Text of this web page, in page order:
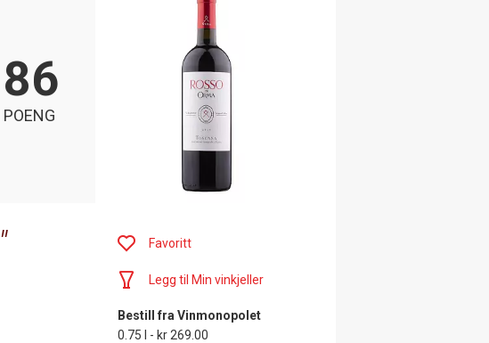
86
POENG
Favoritt
Legg til Min vinkjeller
Bestill fra Vinmonopolet
0.75 l - kr 269.00